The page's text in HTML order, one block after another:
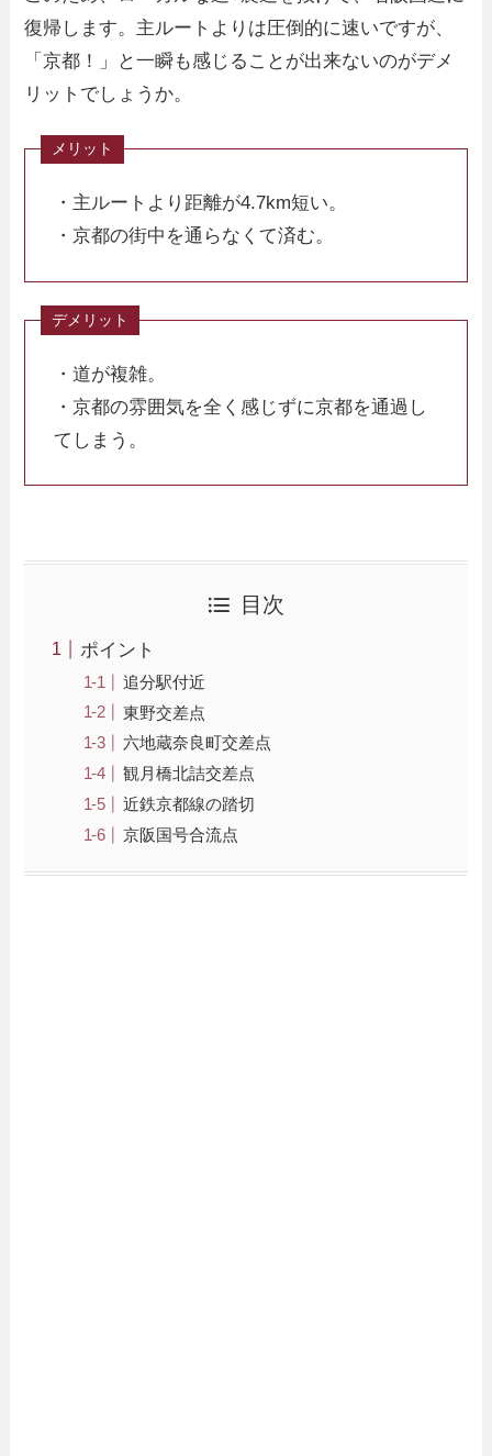
復帰します。主ルートよりは圧倒的に速いですが、
「京都！」と一瞬も感じることが出来ないのがデメ
リットでしょうか。
・主ルートより距離が4.7km短い。
・京都の街中を通らなくて済む。
・道が複雑。
・京都の雰囲気を全く感じずに京都を通過し
てしまう。
目次
ポイント
追分駅付近
東野交差点
六地蔵奈良町交差点
観月橋北詰交差点
近鉄京都線の踏切
京阪国号合流点